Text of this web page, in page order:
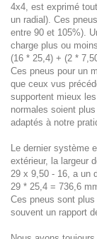
4x4, est exprimé
un radial). Ces
entre 90 et 105%).
charge plus ou
(16 * 25,4) + (2 *
Ces pneus pour un
que ceux vus
supportent mieux
normales soient
adaptés à notre
Le dernier système
extérieur, la largeur
29 x 9,50 - 16, a un
29 * 25,4 = 736,6
Ces pneus sont
souvent un rapport